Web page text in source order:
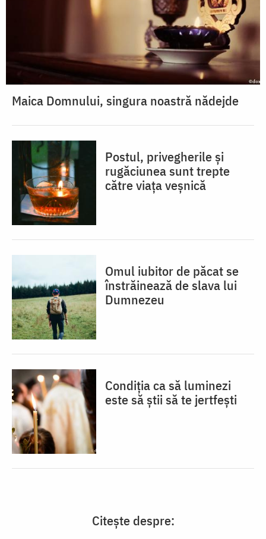
Maica Domnului, singura noastră nădejde
Postul, privegherile și
rugăciunea sunt trepte
către viața veșnică
Omul iubitor de păcat se
înstrăinează de slava lui
Dumnezeu
Condiția ca să luminezi
este să știi să te jertfești
Citește despre: